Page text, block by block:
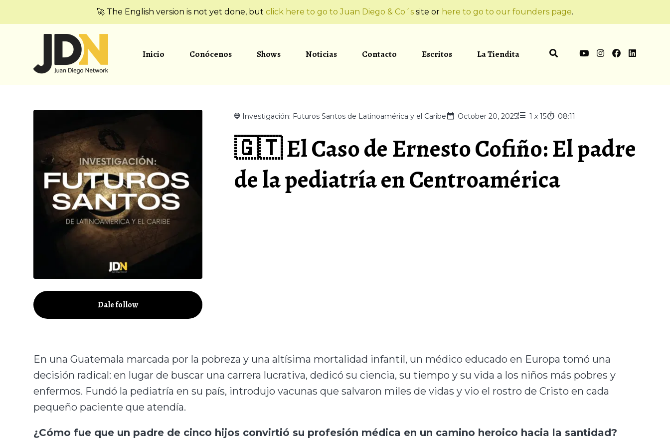
🚀 The English version is not yet done, but click here to go to Juan Diego & Co´s site or here to go to our founders page.
Inicio Conócenos Shows Noticias Contacto Escritos La Tiendita
Dale follow
Investigación: Futuros Santos de Latinoamérica y el Caribe October 20, 2025 1 x 15 08:11
🇬🇹 El Caso de Ernesto Cofiño: El padre
de la pediatría en Centroamérica
En una Guatemala marcada por la pobreza y una altísima mortalidad infantil, un médico educado en Europa tomó una
decisión radical: en lugar de buscar una carrera lucrativa, dedicó su ciencia, su tiempo y su vida a los niños más pobres y
enfermos. Fundó la pediatría en su país, introdujo vacunas que salvaron miles de vidas y vio el rostro de Cristo en cada
pequeño paciente que atendía.
¿Cómo fue que un padre de cinco hijos convirtió su profesión médica en un camino heroico hacia la santidad?